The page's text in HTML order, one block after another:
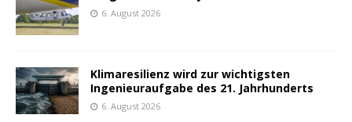
6. August 2026
Klimaresilienz wird zur wichtigsten
Ingenieuraufgabe des 21. Jahrhunderts
6. August 2026